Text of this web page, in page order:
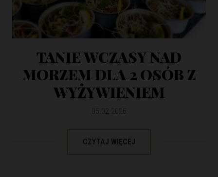
TANIE WCZASY NAD
MORZEM DLA 2 OSÓB Z
WYŻYWIENIEM
CZYTAJ WIĘCEJ